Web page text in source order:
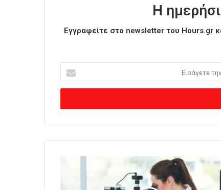
Η
Εγγραφείτε στο newsletter του Hours.gr
σ
γ
ε